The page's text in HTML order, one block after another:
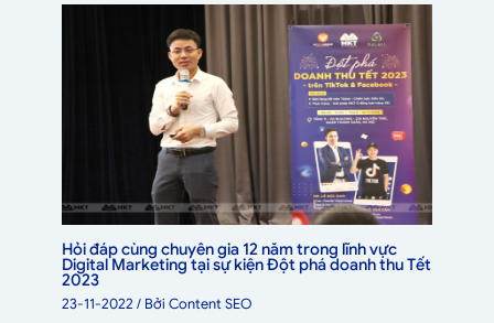
Hỏi đáp cùng chuyên gia 12 năm trong lĩnh vực
Digital Marketing tại sự kiện Đột phá doanh thu Tết
2023
23-11-2022/ BởiContent SEO